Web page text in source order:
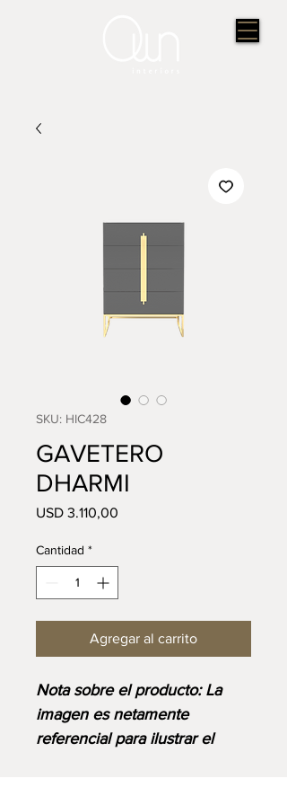
SKU: HIC428
GAVETERO
DHARMI
USD 3.110,00
Cantidad *
Agregar al carrito
⁠⁠Nota sobre el producto: La
imagen es netamente
referencial para ilustrar el